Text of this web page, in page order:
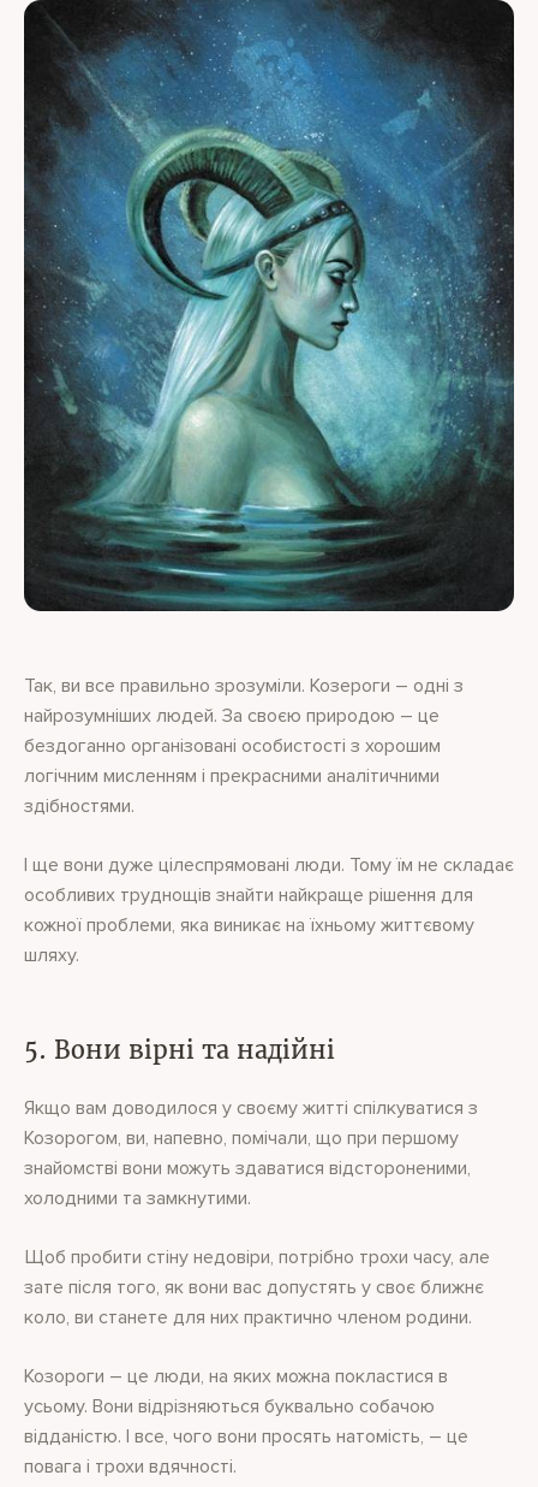
Так, ви все правильно зрозуміли. Козероги – одні з
найрозумніших людей. За своєю природою – це
бездоганно організовані особистості з хорошим
логічним мисленням і прекрасними аналітичними
здібностями.
І ще вони дуже цілеспрямовані люди. Тому їм не складає
особливих труднощів знайти найкраще рішення для
кожної проблеми, яка виникає на їхньому життєвому
шляху.
5. Вони вірні та надійні
Якщо вам доводилося у своєму житті спілкуватися з
Козорогом, ви, напевно, помічали, що при першому
знайомстві вони можуть здаватися відстороненими,
холодними та замкнутими.
Щоб пробити стіну недовіри, потрібно трохи часу, але
зате після того, як вони вас допустять у своє ближнє
коло, ви станете для них практично членом родини.
Козороги – це люди, на яких можна покластися в
усьому. Вони відрізняються буквально собачою
відданістю. І все, чого вони просять натомість, – це
повага і трохи вдячності.